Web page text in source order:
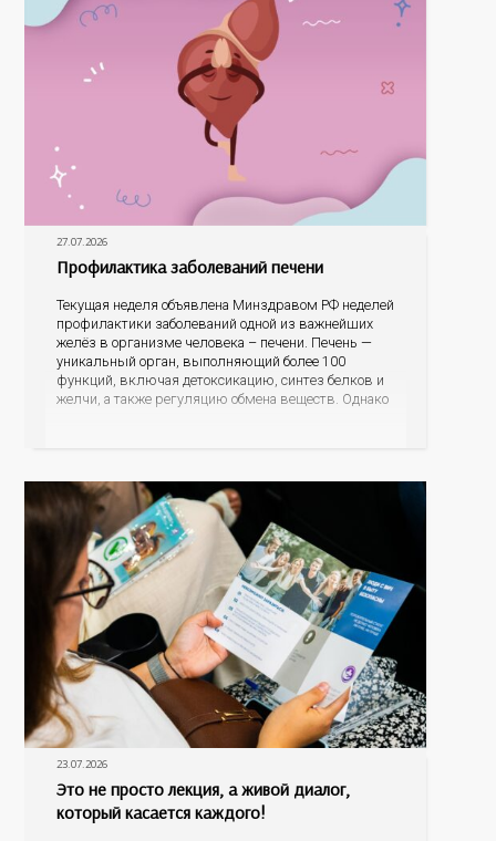
27.07.2026
Профилактика заболеваний печени
Текущая неделя объявлена Минздравом РФ неделей
профилактики заболеваний одной из важнейших
желёз в организме человека – печени. Печень —
уникальный орган, выполняющий более 100
функций, включая детоксикацию, синтез белков и
желчи, а также регуляцию обмена веществ. Однако
23.07.2026
Это не просто лекция, а живой диалог,
который касается каждого!